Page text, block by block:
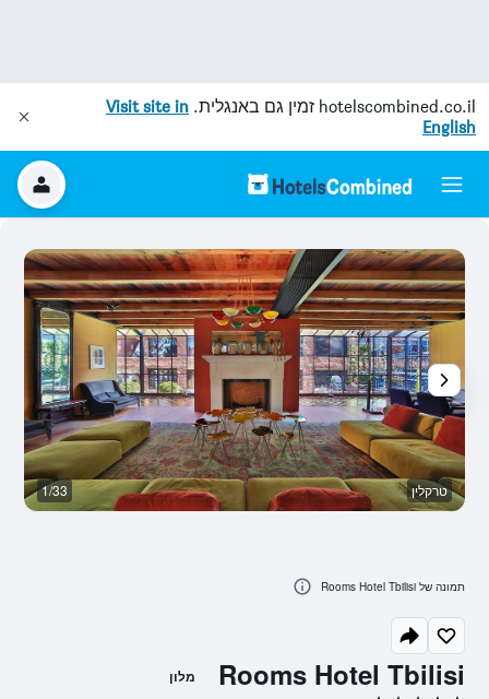
hotelscombined.co.il זמין גם באנגלית. Visit site in
English
Rooms Hotel Tbilisi מלון
טרקלין 1/33
תמונה של Rooms Hotel Tbilisi